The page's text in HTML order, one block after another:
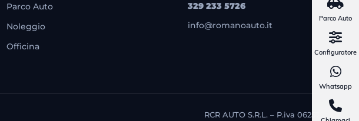
Parco Auto
Noleggio
Officina
329 233 5726
info@romanoauto.it
RCR AUTO S.R.L. – P.iva 06257981214
Parco Auto
Configuratore
Whatsapp